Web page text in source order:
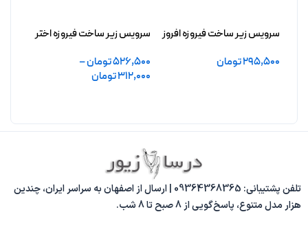
سرویس زیر ساخت فیروزه افروز
295,500تومان
سرویس زیر ساخت فیروزه اختر
526,500تومان–
312,000تومان
تلفن پشتیبانی: 09364368365 | ارسال از اصفهان به سراسر ایران، چندین
هزار مدل متنوع، پاسخ‌گویی از 8 صبح تا 8 شب.